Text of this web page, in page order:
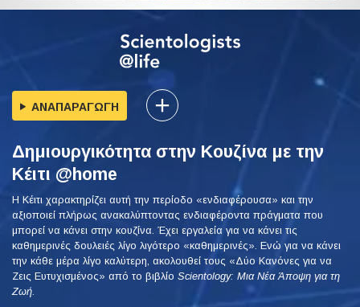
ΑΝΑΠΑΡΑΓΩΓΗ
Δημιουργικότητα στην Κουζίνα με την
Κέιτι @home
Η Κέιτι χαρακτηρίζει αυτή την περίοδο «ενδιαφέρουσα» και την
αξιοποιεί πλήρως ανακαλύπτοντας ενδιαφέροντα πράγματα που
μπορεί να κάνει στην κουζίνα. Έχει εργαλεία για να κάνει τις
καθημερινές δουλειές λίγο λιγότερο «καθημερινές». Ενώ για να κάνει
την κάθε μέρα λίγο καλύτερη, ακολουθεί τους «Δύο Κανόνες για να
Ζεις Ευτυχισμένος» από το βιβλίο Scientology: Μια Νέα Άποψη για τη
Ζωή